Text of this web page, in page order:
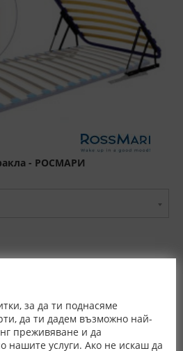
за да ти поднасяме
да ти дадем възможно най-
преживяване и да
нашите услуги. Ако не искаш да
- РОСМАРИ